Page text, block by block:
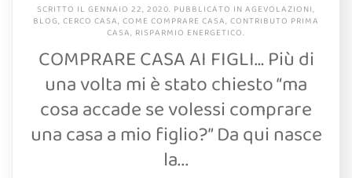
SCRITTO IL GENNAIO 22, 2020. PUBBLICATO IN AGEVOLAZIONI,
BLOG, CERCO CASA, COME COMPRARE CASA, CONTRIBUTO PRIMA
CASA, RISPARMIO ENERGETICO.
COMPRARE CASA AI FIGLI… Più di
una volta mi è stato chiesto “ma
cosa accade se volessi comprare
una casa a mio figlio?” Da qui nasce
la...